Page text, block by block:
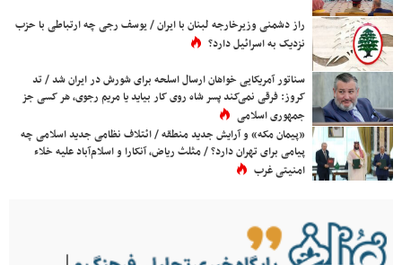
راز دشمنی وزیرخارجه لبنان با ایران / یوسف رجی چه ارتباطی با حزب
نزدیک به اسرائیل دارد؟
سناتور آمریکایی خواهان ارسال اسلحه برای شورش در ایران شد / تد
کروز: فرقی نمی‌کند پسر شاه روی کار بیاید یا مریم رجوی، هر کسی جز
جمهوری اسلامی
«پیمان مکه» و آرایش جدید منطقه / ائتلاف نظامی جدید اسلامی چه
پیامی برای تهران دارد؟ / مثلث ریاض، آنکارا و اسلام‌آباد علیه خلاء
امنیتی غرب